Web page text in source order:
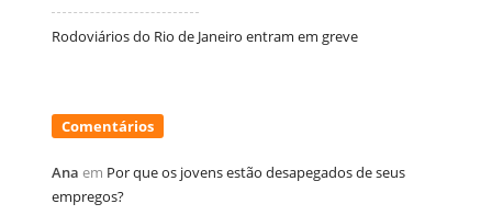
Rodoviários do Rio de Janeiro entram em greve
Comentários
Ana em Por que os jovens estão desapegados de seus
empregos?